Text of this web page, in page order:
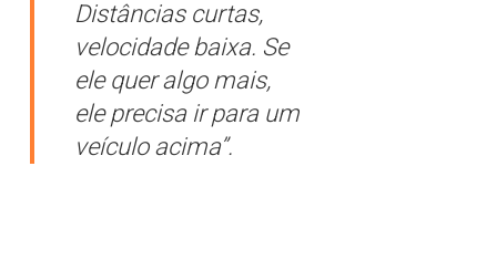
Distâncias curtas,
velocidade baixa. Se
ele quer algo mais,
ele precisa ir para um
veículo acima”.